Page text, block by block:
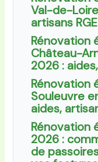
Val-de-
artisans
Rénovation
Château-
2026 :
Rénovation
Souleuvre
aides,
Rénovation
2026 :
de